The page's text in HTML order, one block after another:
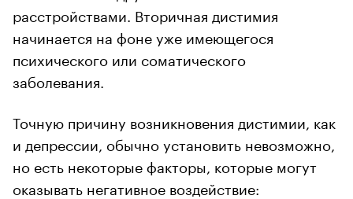
расстройствами. Вторичная дистимия
начинается на фоне уже имеющегося
психического или соматического
заболевания.
Точную причину возникновения дистимии, как
и депрессии, обычно установить невозможно,
но есть некоторые факторы, которые могут
оказывать негативное воздействие: